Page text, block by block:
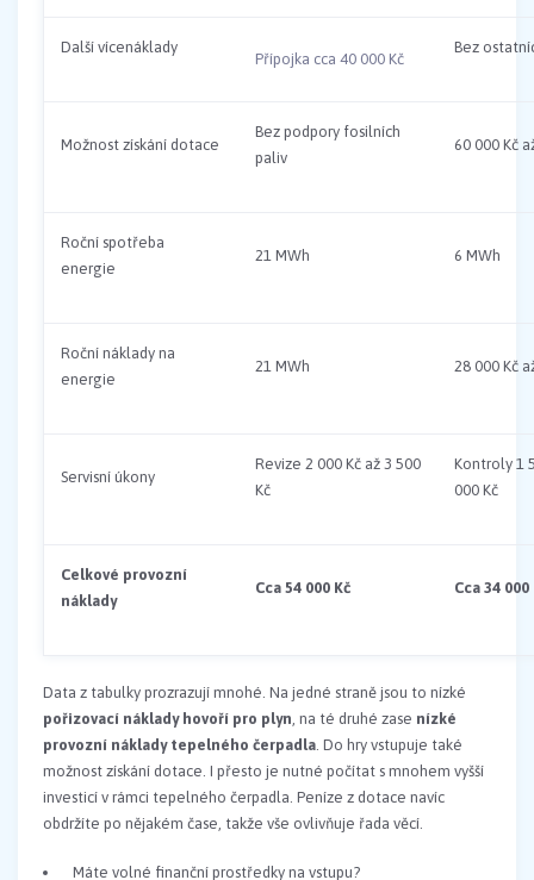
Další vícenáklady
Přípojka cca 40 000 Kč
Bez
Možnost získání dotace
Bez podpory fosilních
paliv
60 000 Kč
Roční spotřeba
energie
21 MWh 6 MWh
Roční náklady na
energie
21 MWh 28 000 Kč
Servisní úkony
Revize 2 000 Kč až 3 500
Kč
Kontroly 1
000 Kč
Celkové provozní
náklady
Cca 54 000 Kč Cca 34 000
Data z tabulky prozrazují mnohé. Na jedné straně jsou to nízké
pořizovací náklady hovoří pro plyn , na té druhé zase nízké
provozní náklady tepelného čerpadla. Do hry vstupuje také
možnost získání dotace. I přesto je nutné počítat s mnohem vyšší
investicí v rámci tepelného čerpadla. Peníze z dotace navíc
obdržíte po nějakém čase, takže vše ovlivňuje řada věcí.
Máte volné finanční prostředky na vstupu?